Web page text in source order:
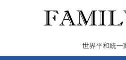
世界平和統一